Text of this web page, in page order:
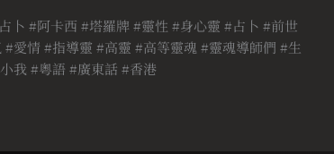
卜 #阿卡西 #塔羅牌 #靈性 #身心靈 #占卜 #前世
愛情 #指導靈 #高靈 #高等靈魂 #靈魂導師們 #生
我 #粵語 #廣東話 #香港